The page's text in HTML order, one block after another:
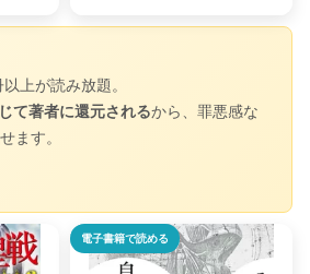
上が読み放題。
て著者に還元されるから、罪悪感な
ます。
電子書籍で読める